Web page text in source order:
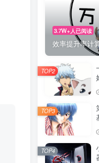
3.7W+人已阅读
效率提升率计
TOP2
TOP3
TOP4